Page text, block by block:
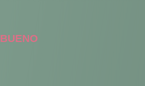
BUENO